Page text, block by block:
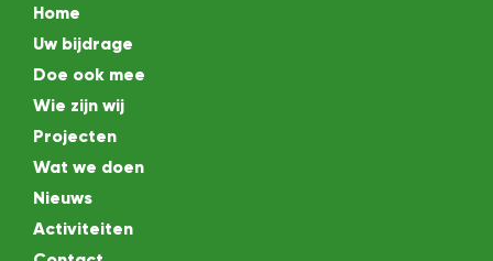
Home
Uw bijdrage
Doe ook mee
Wie zijn wij
Projecten
Wat we doen
Nieuws
Activiteiten